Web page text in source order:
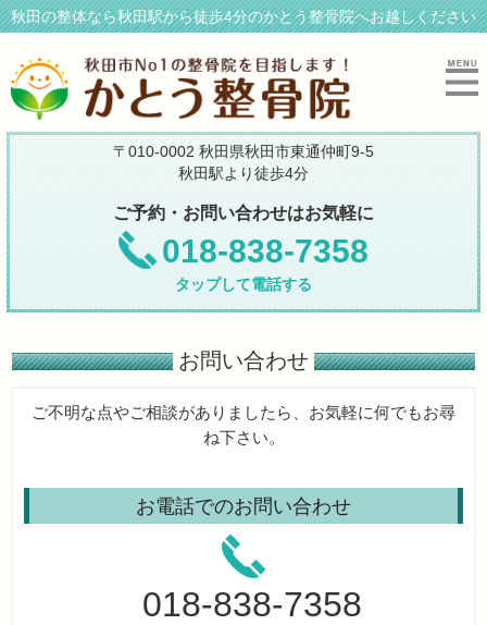
秋田の整体なら秋田駅から徒歩4分のかとう整骨院へお越しください
〒010-0002 秋田県秋田市東通仲町9-5
秋田駅より徒歩4分
ご予約・お問い合わせはお気軽に
018-838-7358
タップして電話する
お問い合わせ
ご不明な点やご相談がありましたら、お気軽に何でもお尋
ね下さい。
お電話でのお問い合わせ
018-838-7358